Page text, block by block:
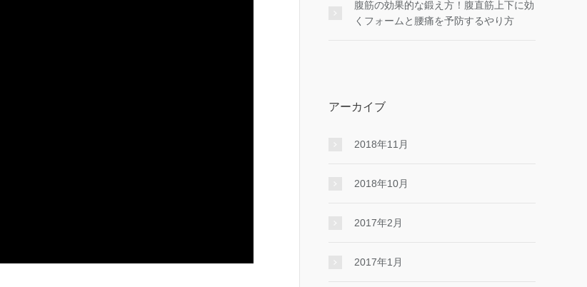
腹筋の効果的な鍛え方！腹直筋上下に効
くフォームと腰痛を予防するやり方
アーカイブ
2018年11月
2018年10月
2017年2月
2017年1月